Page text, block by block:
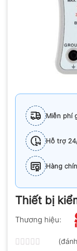
Miễn phí
Hỗ trợ
Hàng
Thiết bị
Thương hiệu: